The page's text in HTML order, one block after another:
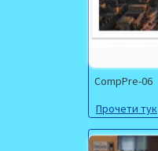
CompPre-06
Прочети тук